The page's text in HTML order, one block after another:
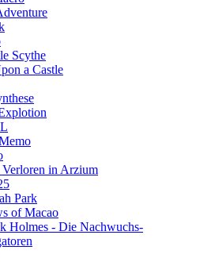
Scythe
a Castle
Verloren in Arzium
Park
of Macao
Holmes - Die Nachwuchs-